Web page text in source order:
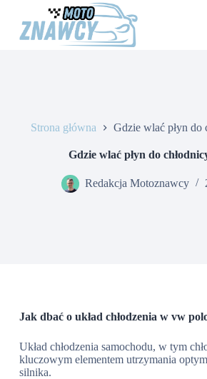
Strona główna Gdzie wlać płyn do
Gdzie wlać płyn do
Redakcja Motoznawcy
Jak dbać o układ chłodzenia w vw
Układ chłodzenia samochodu, w tym
kluczowym elementem utrzymania
silnika.